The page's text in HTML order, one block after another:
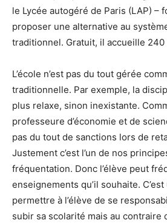
le Lycée autogéré de Paris (LAP) –
proposer une alternative au
traditionnel. Gratuit, il accueille 240
L’école n’est pas du tout gérée
traditionnelle. Par exemple, la
plus relaxe, sinon inexistante.
professeure d’économie et de
pas du tout de sanctions lors de
Justement c’est l’un de nos
fréquentation. Donc l’élève peut
enseignements qu’il souhaite.
permettre à l’élève de se
subir sa scolarité mais au contraire